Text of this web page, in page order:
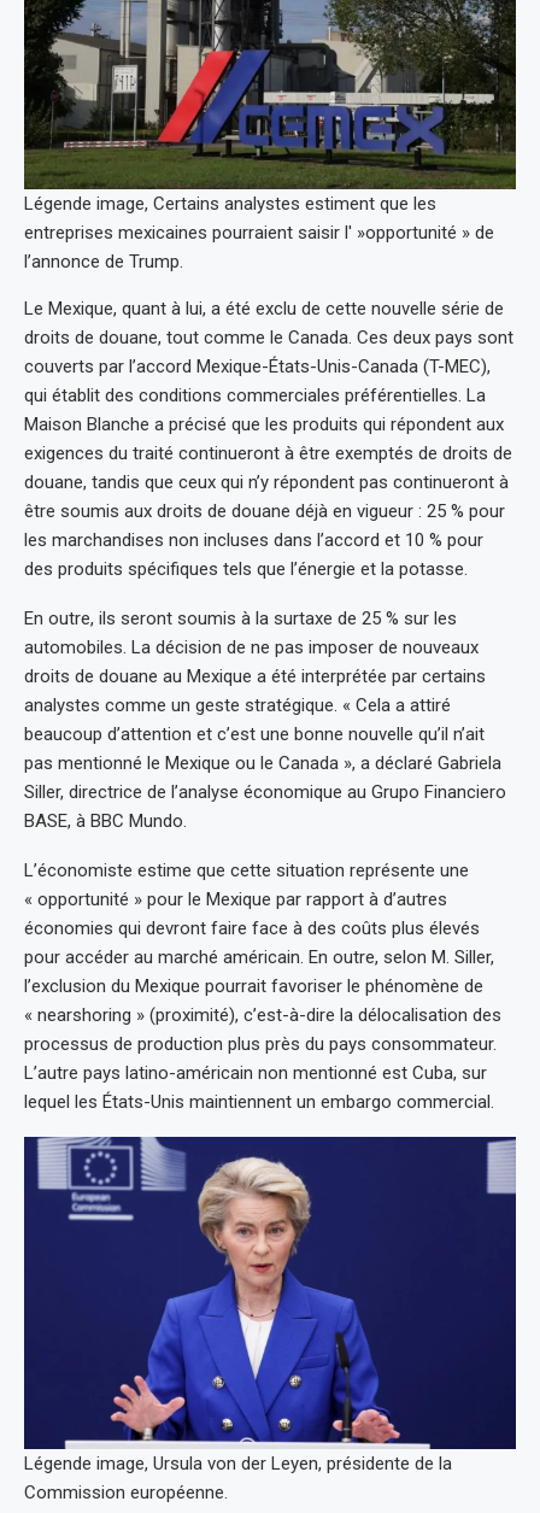
Légende image, Certains analystes estiment que les
entreprises mexicaines pourraient saisir l' »opportunité » de
l’annonce de Trump.
Le Mexique, quant à lui, a été exclu de cette nouvelle série de
droits de douane, tout comme le Canada. Ces deux pays sont
couverts par l’accord Mexique-États-Unis-Canada (T-MEC),
qui établit des conditions commerciales préférentielles. La
Maison Blanche a précisé que les produits qui répondent aux
exigences du traité continueront à être exemptés de droits de
douane, tandis que ceux qui n’y répondent pas continueront à
être soumis aux droits de douane déjà en vigueur : 25 % pour
les marchandises non incluses dans l’accord et 10 % pour
des produits spécifiques tels que l’énergie et la potasse.
En outre, ils seront soumis à la surtaxe de 25 % sur les
automobiles. La décision de ne pas imposer de nouveaux
droits de douane au Mexique a été interprétée par certains
analystes comme un geste stratégique. « Cela a attiré
beaucoup d’attention et c’est une bonne nouvelle qu’il n’ait
pas mentionné le Mexique ou le Canada », a déclaré Gabriela
Siller, directrice de l’analyse économique au Grupo Financiero
BASE, à BBC Mundo.
L’économiste estime que cette situation représente une
« opportunité » pour le Mexique par rapport à d’autres
économies qui devront faire face à des coûts plus élevés
pour accéder au marché américain. En outre, selon M. Siller,
l’exclusion du Mexique pourrait favoriser le phénomène de
« nearshoring » (proximité), c’est-à-dire la délocalisation des
processus de production plus près du pays consommateur.
L’autre pays latino-américain non mentionné est Cuba, sur
lequel les États-Unis maintiennent un embargo commercial.
Légende image, Ursula von der Leyen, présidente de la
Commission européenne.